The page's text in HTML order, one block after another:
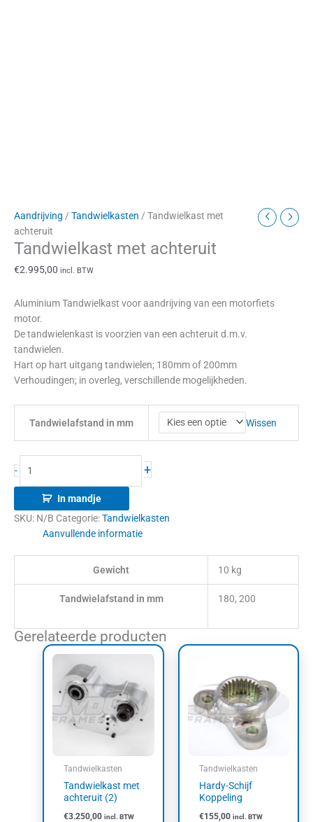
Aandrijving / Tandwielkasten / Tandwielkast met
achteruit
Tandwielkast met achteruit
€2.995,00 incl. BTW
Aluminium Tandwielkast voor aandrijving van een motorfiets
motor.
De tandwielenkast is voorzien van een achteruit d.m.v.
tandwielen.
Hart op hart uitgang tandwielen; 180mm of 200mm
Verhoudingen; in overleg, verschillende mogelijkheden.
Tandwielafstand in mm Wissen
- +
In mandje
SKU: N/B Categorie:Tandwielkasten
Aanvullende informatie
Gewicht 10 kg
Tandwielafstand in mm 180, 200
Gerelateerde producten
Tandwielkasten
Tandwielkast met
achteruit (2)
€3.250,00 incl. BTW
Tandwielkasten
Hardy-Schijf
Koppeling
€155,00 incl. BTW